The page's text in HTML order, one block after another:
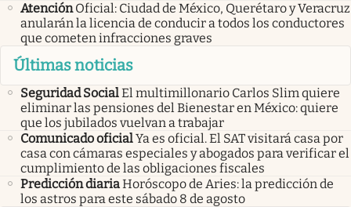
Atención Oficial: Ciudad de México, Querétaro y Veracruz
anularán la licencia de conducir a todos los conductores
que cometen infracciones graves
Últimas noticias
Seguridad SocialEl multimillonario Carlos Slim quiere
eliminar las pensiones del Bienestar en México: quiere
que los jubilados vuelvan a trabajar
Comunicado oficialYa es oficial. El SAT visitará casa por
casa con cámaras especiales y abogados para verificar el
cumplimiento de las obligaciones fiscales
Predicción diariaHoróscopo de Aries: la predicción de
los astros para este sábado 8 de agosto